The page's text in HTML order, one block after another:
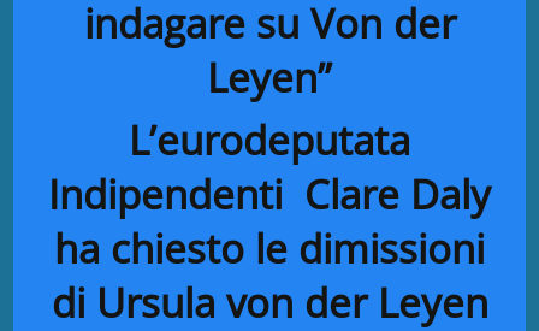
indagare su Von der
Leyen”
L’eurodeputata
Indipendenti Clare Daly
ha chiesto le dimissioni
di Ursula von der Leyen